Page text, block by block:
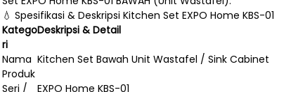
💧 Spesifikasi & Deskripsi Kitchen Set EXPO Home KBS-01
Katego
ri
Deskripsi & Detail
Nama
Produk
Kitchen Set Bawah Unit Wastafel / Sink Cabinet
Seri /
EXPO Home KBS-01